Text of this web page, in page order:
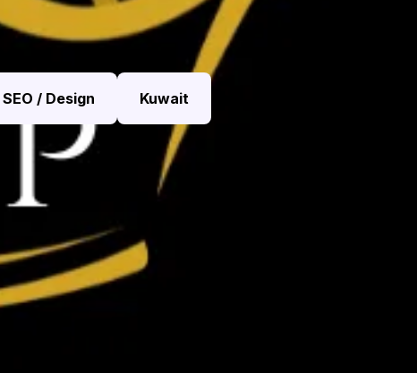
/ Design Kuwait